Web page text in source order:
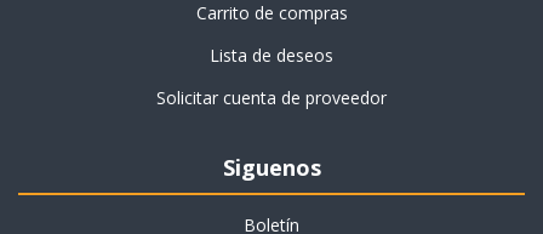
Carrito de compras
Lista de deseos
Solicitar cuenta de proveedor
Siguenos
Boletín